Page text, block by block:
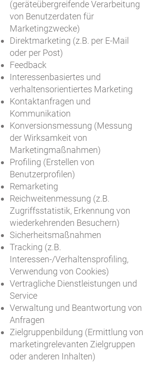
(geräteübergreifende Verarbeitung
von Benutzerdaten für
Marketingzwecke)
Direktmarketing (z.B. per E-Mail
oder per Post)
Feedback
Interessenbasiertes und
verhaltensorientiertes Marketing
Kontaktanfragen und
Kommunikation
Konversionsmessung (Messung
der Wirksamkeit von
Marketingmaßnahmen)
Profiling (Erstellen von
Benutzerprofilen)
Remarketing
Reichweitenmessung (z.B.
Zugriffsstatistik, Erkennung von
wiederkehrenden Besuchern)
Sicherheitsmaßnahmen
Tracking (z.B.
Interessen-/Verhaltensprofiling,
Verwendung von Cookies)
Vertragliche Dienstleistungen und
Service
Verwaltung und Beantwortung von
Anfragen
Zielgruppenbildung (Ermittlung von
marketingrelevanten Zielgruppen
oder anderen Inhalten)